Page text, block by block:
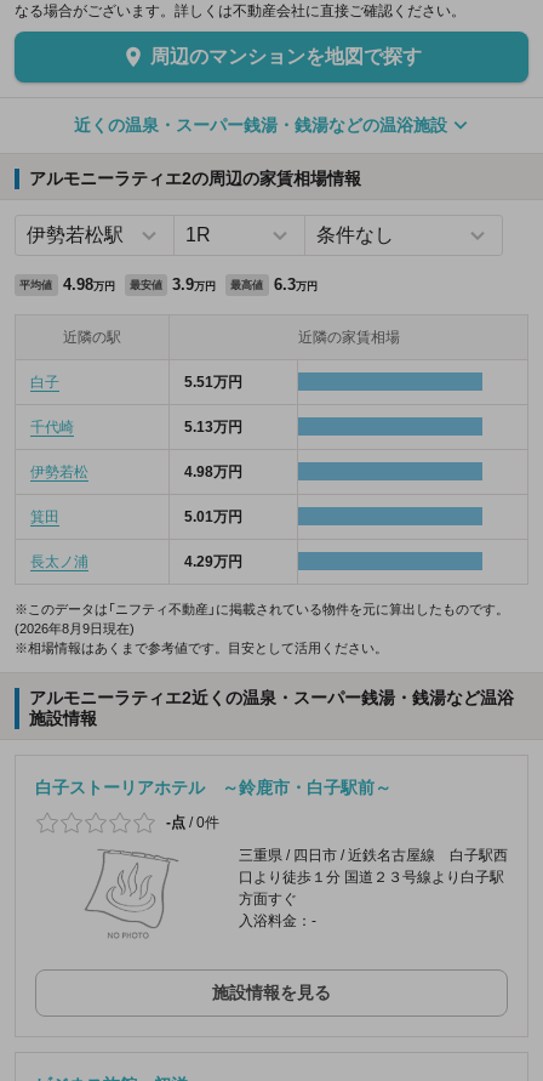
なる場合がございます。詳しくは不動産会社に直接ご確認ください。
周辺のマンションを地図で探す
近くの温泉・スーパー銭湯・銭湯などの温浴施設
アルモニーラティエ2の周辺の家賃相場情報
平均値 4.98万円 最安値 3.9万円 最高値 6.3万円
近隣の駅 近隣の家賃相場
白子 5.51万円
千代崎 5.13万円
伊勢若松 4.98万円
箕田 5.01万円
長太ノ浦 4.29万円
※このデータは「ニフティ不動産」に掲載されている物件を元に算出したものです。
(2026年8月9日現在)
※相場情報はあくまで参考値です。目安として活用ください。
アルモニーラティエ2近くの温泉・スーパー銭湯・銭湯など温浴
施設情報
白子ストーリアホテル ～鈴鹿市・白子駅前～
-点 /0件
三重県 / 四日市 / 近鉄名古屋線 白子駅西
口より徒歩１分 国道２３号線より白子駅
方面すぐ
入浴料金：-
施設情報を見る